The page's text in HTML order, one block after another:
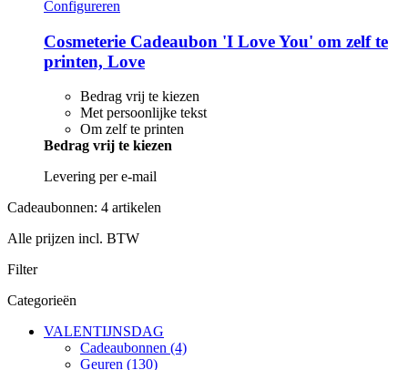
Configureren
Cosmeterie Cadeaubon 'I Love You' om zelf te
printen, Love
Bedrag vrij te kiezen
Met persoonlijke tekst
Om zelf te printen
Bedrag vrij te kiezen
Levering per e-mail
Cadeaubonnen: 4 artikelen
Alle prijzen incl. BTW
Filter
Categorieën
VALENTIJNSDAG
Cadeaubonnen (4)
Geuren (130)